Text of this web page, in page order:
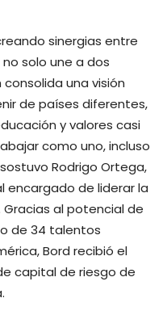
sinergias entre
solo une a dos
una visión
de países diferentes,
y valores casi
como uno, incluso
Rodrigo Ortega,
encargado de liderar la
al potencial de
de 34 talentos
Bord recibió el
capital de riesgo de